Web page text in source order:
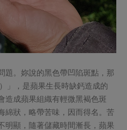
題。妳說的黑色帶凹陷斑點，那
」，是蘋果生長時缺鈣造成的
造成蘋果組織有輕微黑褐色斑
綿狀，略帶苦味，因而得名。苦
明顯，隨著儲藏時間漸長，蘋果